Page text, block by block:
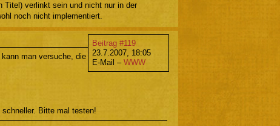
Titel) verlinkt sein und nicht nur in der
noch nicht implementiert.
Beitrag #119
23.7.2007, 18:05
E-Mail – WWW
man versuche, die
Bitte mal testen!